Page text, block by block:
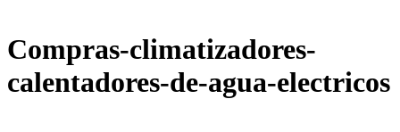
Compras-climatizadores-
calentadores-de-agua-electricos